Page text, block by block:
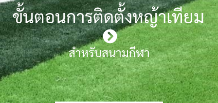
ขั้นตอนการติดตั้งหญ้าเทียม
สำหรับสนามกีฬา